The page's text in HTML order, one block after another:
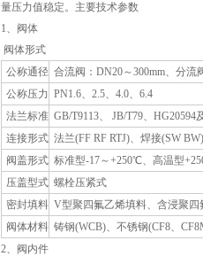
量压力值稳定。主要技术参数
1、阀体
阀体形式
公称通径 合流阀：DN20～300mm、分流
公称压力 PN1.6、2.5、4.0、6.4
法兰标准 GB/T9113、 JB/T79、HG20594
连接形式 法兰(FF RF RTJ)、焊接(SW
阀盖形式 标准型-17～+250℃、高温型
压盖型式 螺栓压紧式
密封填料 V型聚四氟乙烯填料、含浸聚
阀体材料 铸钢(WCB)、不锈钢(CF8、
2、阀内件